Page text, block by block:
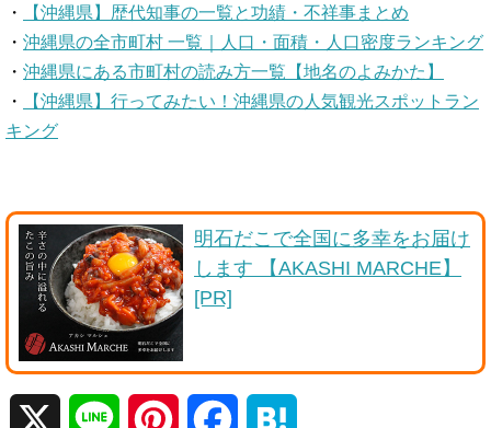
・
【沖縄県】歴代知事の一覧と功績・不祥事まとめ
・ 沖縄県の全市町村 一覧｜人口・面積・人口密度ランキング
・ 沖縄県にある市町村の読み方一覧【地名のよみかた】
・
【沖縄県】行ってみたい！沖縄県の人気観光スポットラン
キング
明石だこで全国に多幸をお届け
します 【AKASHI MARCHE】
[PR]